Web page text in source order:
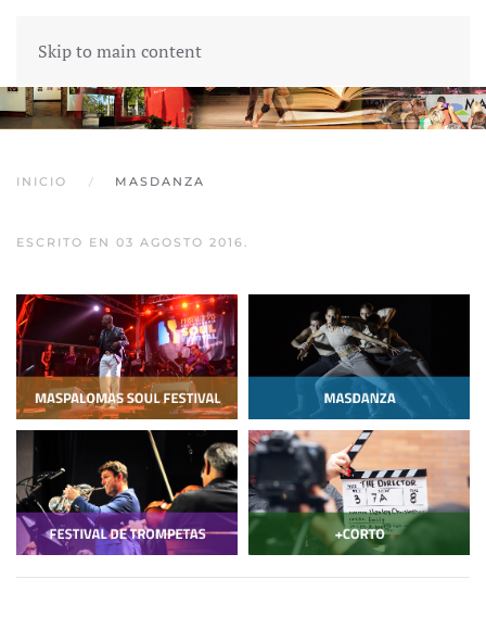
Skip to main content
INICIO MASDANZA
ESCRITO EN 03 AGOSTO 2016.